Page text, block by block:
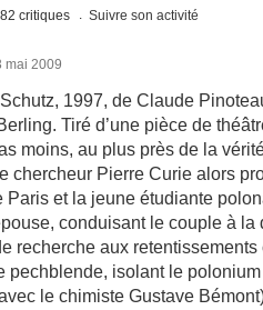
critiques Suivre son activité
mai 2009
1997, de Claude
Tiré d’une pièce de
moins, au plus près de la
chercheur Pierre Curie alors
et la jeune étudiante
conduisant le couple à la
recherche aux
pechblende, isolant le
le chimiste Gustave